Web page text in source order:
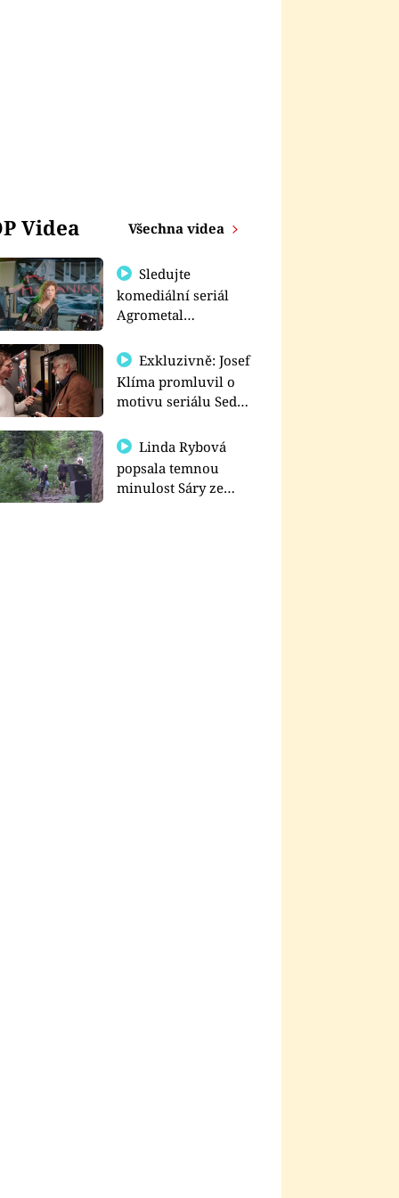
Videa Všechna videa
Sledujte
komediální seriál
Agrometal
prima+
Exkluzivně: Josef
Klíma promluvil o
motivu seriálu Sedm
Linda Rybová
popsala temnou
minulost Sáry ze